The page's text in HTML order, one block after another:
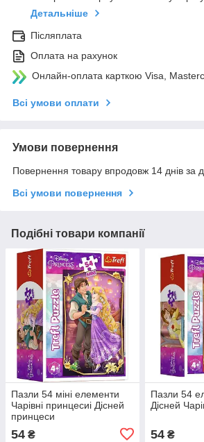
Детальніше
Післяплата
Оплата на рахунок
Онлайн-оплата карткою Visa,
Всі умови оплати
Умови повернення
Повернення товару впродовж 14 днів за
Всі умови повернення
Подібні товари компанії
Пазли 54 міні елементи
Чарівні принцесиі Дісней
принцеси
54 ₴
Пазли 54
Дісней
54₴